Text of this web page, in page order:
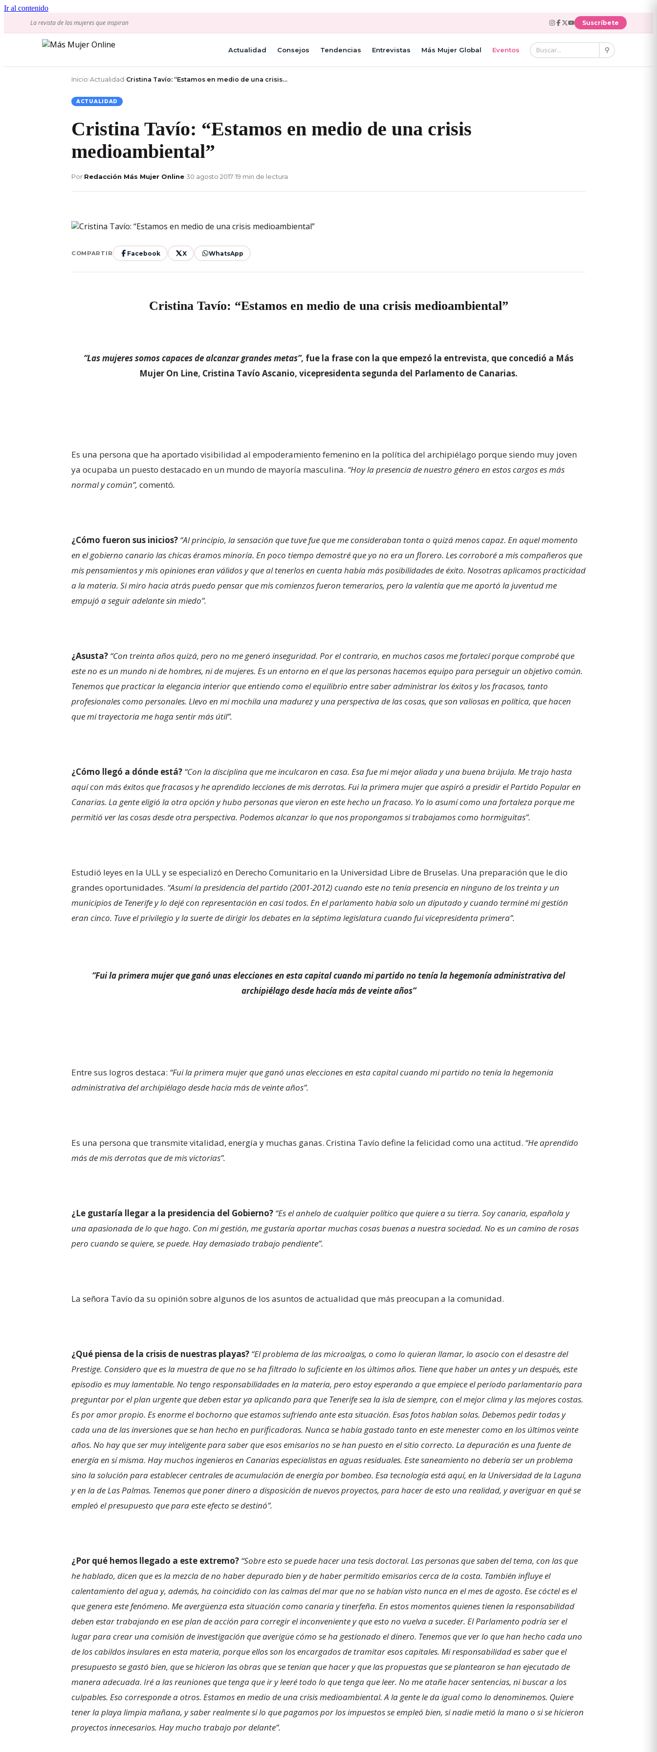
Ir al contenido
La revista de las mujeres que inspiran
Suscríbete
Actualidad Consejos Tendencias Entrevistas Más Mujer Global Eventos ⚲
Inicio›Actualidad ›Cristina Tavío: “Estamos en medio de una crisis…
ACTUALIDAD
Cristina Tavío: “Estamos en medio de una crisis
medioambiental”
Por Redacción Más Mujer Online•30 agosto 2017•19 min de lectura
COMPARTIR Facebook X WhatsApp
Cristina Tavío: “Estamos en medio de una crisis medioambiental”
“Las mujeres somos capaces de alcanzar grandes metas”, fue la frase con la que empezó la entrevista, que concedió a Más
Mujer On Line, Cristina Tavío Ascanio, vicepresidenta segunda del Parlamento de Canarias.
Es una persona que ha aportado visibilidad al empoderamiento femenino en la política del archipiélago porque siendo muy joven
ya ocupaba un puesto destacado en un mundo de mayoría masculina. “Hoy la presencia de nuestro género en estos cargos es más
normal y común”, comentó.
¿Cómo fueron sus inicios? “Al principio, la sensación que tuve fue que me consideraban tonta o quizá menos capaz. En aquel momento
en el gobierno canario las chicas éramos minoría. En poco tiempo demostré que yo no era un florero. Les corroboré a mis compañeros que
mis pensamientos y mis opiniones eran válidos y que al tenerlos en cuenta había más posibilidades de éxito. Nosotras aplicamos practicidad
a la materia. Si miro hacia atrás puedo pensar que mis comienzos fueron temerarios, pero la valentía que me aportó la juventud me
empujó a seguir adelante sin miedo”.
¿Asusta? “Con treinta años quizá, pero no me generó inseguridad. Por el contrario, en muchos casos me fortalecí porque comprobé que
este no es un mundo ni de hombres, ni de mujeres. Es un entorno en el que las personas hacemos equipo para perseguir un objetivo común.
Tenemos que practicar la elegancia interior que entiendo como el equilibrio entre saber administrar los éxitos y los fracasos, tanto
profesionales como personales. Llevo en mi mochila una madurez y una perspectiva de las cosas, que son valiosas en política, que hacen
que mi trayectoria me haga sentir más útil”.
¿Cómo llegó a dónde está? “Con la disciplina que me inculcaron en casa. Esa fue mi mejor aliada y una buena brújula. Me trajo hasta
aquí con más éxitos que fracasos y he aprendido lecciones de mis derrotas. Fui la primera mujer que aspiró a presidir el Partido Popular en
Canarias. La gente eligió la otra opción y hubo personas que vieron en este hecho un fracaso. Yo lo asumí como una fortaleza porque me
permitió ver las cosas desde otra perspectiva. Podemos alcanzar lo que nos propongamos si trabajamos como hormiguitas”.
Estudió leyes en la ULL y se especializó en Derecho Comunitario en la Universidad Libre de Bruselas. Una preparación que le dio
grandes oportunidades. “Asumí la presidencia del partido (2001-2012) cuando este no tenía presencia en ninguno de los treinta y un
municipios de Tenerife y lo dejé con representación en casi todos. En el parlamento había solo un diputado y cuando terminé mi gestión
eran cinco. Tuve el privilegio y la suerte de dirigir los debates en la séptima legislatura cuando fui vicepresidenta primera”.
“Fui la primera mujer que ganó unas elecciones en esta capital cuando mi partido no tenía la hegemonía administrativa del
archipiélago desde hacía más de veinte años”
Entre sus logros destaca: “Fui la primera mujer que ganó unas elecciones en esta capital cuando mi partido no tenía la hegemonía
administrativa del archipiélago desde hacía más de veinte años”.
Es una persona que transmite vitalidad, energía y muchas ganas. Cristina Tavío define la felicidad como una actitud. “He aprendido
más de mis derrotas que de mis victorias”.
¿Le gustaría llegar a la presidencia del Gobierno? “Es el anhelo de cualquier político que quiere a su tierra. Soy canaria, española y
una apasionada de lo que hago. Con mi gestión, me gustaría aportar muchas cosas buenas a nuestra sociedad. No es un camino de rosas
pero cuando se quiere, se puede. Hay demasiado trabajo pendiente”.
La señora Tavío da su opinión sobre algunos de los asuntos de actualidad que más preocupan a la comunidad.
¿Qué piensa de la crisis de nuestras playas? “El problema de las microalgas, o como lo quieran llamar, lo asocio con el desastre del
Prestige. Considero que es la muestra de que no se ha filtrado lo suficiente en los últimos años. Tiene que haber un antes y un después, este
episodio es muy lamentable. No tengo responsabilidades en la materia, pero estoy esperando a que empiece el período parlamentario para
preguntar por el plan urgente que deben estar ya aplicando para que Tenerife sea la isla de siempre, con el mejor clima y las mejores costas.
Es por amor propio. Es enorme el bochorno que estamos sufriendo ante esta situación. Esas fotos hablan solas. Debemos pedir todas y
cada una de las inversiones que se han hecho en purificadoras. Nunca se había gastado tanto en este menester como en los últimos veinte
años. No hay que ser muy inteligente para saber que esos emisarios no se han puesto en el sitio correcto. La depuración es una fuente de
energía en sí misma. Hay muchos ingenieros en Canarias especialistas en aguas residuales. Este saneamiento no debería ser un problema
sino la solución para establecer centrales de acumulación de energía por bombeo. Esa tecnología está aquí, en la Universidad de la Laguna
y en la de Las Palmas. Tenemos que poner dinero a disposición de nuevos proyectos, para hacer de esto una realidad, y averiguar en qué se
empleó el presupuesto que para este efecto se destinó”.
¿Por qué hemos llegado a este extremo? “Sobre esto se puede hacer una tesis doctoral. Las personas que saben del tema, con las que
he hablado, dicen que es la mezcla de no haber depurado bien y de haber permitido emisarios cerca de la costa. También influye el
calentamiento del agua y, además, ha coincidido con las calmas del mar que no se habían visto nunca en el mes de agosto. Ese cóctel es el
que genera este fenómeno. Me avergüenza esta situación como canaria y tinerfeña. En estos momentos quienes tienen la responsabilidad
deben estar trabajando en ese plan de acción para corregir el inconveniente y que esto no vuelva a suceder. El Parlamento podría ser el
lugar para crear una comisión de investigación que averigüe cómo se ha gestionado el dinero. Tenemos que ver lo que han hecho cada uno
de los cabildos insulares en esta materia, porque ellos son los encargados de tramitar esos capitales. Mi responsabilidad es saber que el
presupuesto se gastó bien, que se hicieron las obras que se tenían que hacer y que las propuestas que se plantearon se han ejecutado de
manera adecuada. Iré a las reuniones que tenga que ir y leeré todo lo que tenga que leer. No me atañe hacer sentencias, ni buscar a los
culpables. Eso corresponde a otros. Estamos en medio de una crisis medioambiental. A la gente le da igual como lo denominemos. Quiere
tener la playa limpia mañana, y saber realmente si lo que pagamos por los impuestos se empleó bien, si nadie metió la mano o si se hicieron
proyectos innecesarios. Hay mucho trabajo por delante”.